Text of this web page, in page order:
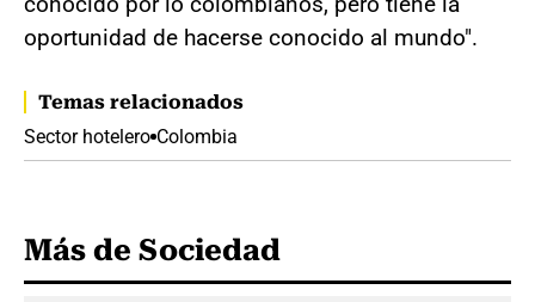
oportunidad de hacerse conocido al mundo".
Temas relacionados
Sector hotelero Colombia
Más de Sociedad